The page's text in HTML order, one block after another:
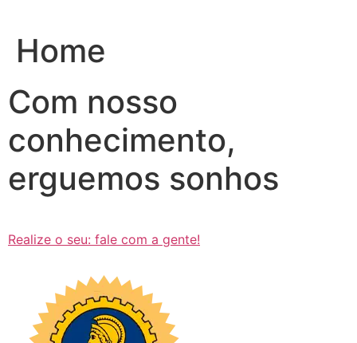
conteúdo
Home
Com nosso
conhecimento,
erguemos sonhos
Realize o seu: fale com a gente!